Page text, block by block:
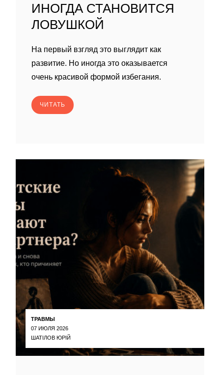
ИНОГДА СТАНОВИТСЯ
ЛОВУШКОЙ
На первый взгляд это выглядит как
развитие. Но иногда это оказывается
очень красивой формой избегания.
ЧИТАТЬ
ТРАВМЫ
07 ИЮЛЯ 2026
ШАТІЛОВ ЮРІЙ